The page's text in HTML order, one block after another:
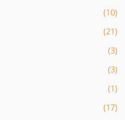
(10)
(21)
(3)
(3)
(1)
(17)